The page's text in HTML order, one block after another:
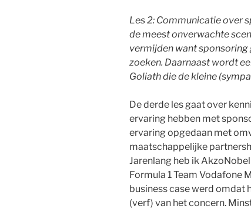
Les 2: Communicatie over
de meest onverwachte
vermijden want
zoeken. Daarnaast wordt
Goliath die de kleine
De derde les gaat over
ervaring hebben met
ervaring opgedaan met
maatschappelijke
Jarenlang heb ik
Formula 1 Team Vodafone
business case werd omdat
(verf) van het concern.